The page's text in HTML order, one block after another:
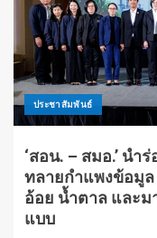
ประชาสัมพันธ์
‘สอน. – สมอ.’ น
ทลายกำแพงข้อมู
อ้อย น้ำตาล และ
แบบ